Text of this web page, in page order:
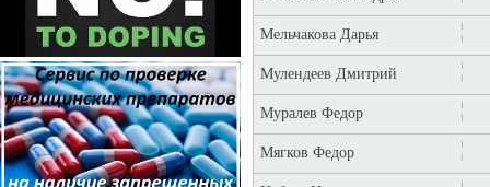
Мельчакова Дарья
Мулендеев Дмитрий
Муралев Федор
Мягков Федор